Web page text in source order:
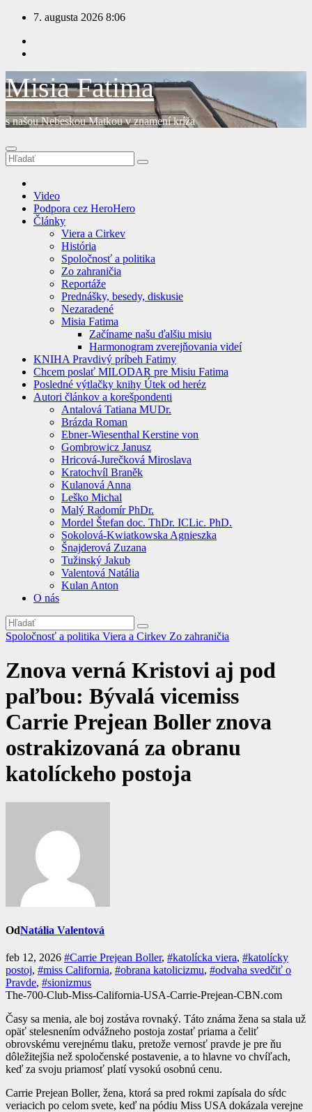
Prejsť
obsah
7. augusta 2026 8:06
Misia Fatima
s našou Nebeskou Matkou v znamení kríža
Video
Podpora cez HeroHero
Články
Viera a Cirkev
História
Spoločnosť a politika
Zo zahraničia
Reportáže
Prednášky, besedy, diskusie
Nezaradené
Misia Fatima
Začíname našu ďalšiu misiu
Harmonogram zverejňovania videí
KNIHA Pravdivý príbeh Fatimy
Chcem poslať MILODAR pre Misiu Fatima
Posledné výtlačky knihy Útek od heréz
Autori článkov a korešpondenti
Antalová Tatiana MUDr.
Brázda Roman
Ebner-Wiesenthal Kerstine von
Gombrowicz Janusz
Hricová-Jurečková Miroslava
Kratochvíl Braněk
Kulanová Anna
Leško Michal
Malý Radomír PhDr.
Mordel Štefan doc. ThDr. ICLic. PhD.
Sokolová-Kwiatkowska Agnieszka
Šnajderová Zuzana
Tužinský Jakub
Valentová Natália
Kulan Anton
O nás
Spoločnosť a politika Viera a Cirkev Zo zahraničia
Znova verná Kristovi aj pod
paľbou: Bývalá vicemiss
Carrie Prejean Boller znova
ostrakizovaná za obranu
katolíckeho postoja
OdNatália Valentová
feb 12, 2026 #Carrie Prejean Boller, #katolícka viera, #katolícky
postoj, #miss California, #obrana katolicizmu, #odvaha svedčiť o
Pravde, #sionizmus
The-700-Club-Miss-California-USA-Carrie-Prejean-CBN.com
Časy sa menia, ale boj zostáva rovnaký. Táto známa žena sa stala už
opäť stelesnením odvážneho postoja zostať priama a čeliť
obrovskému verejnému tlaku, pretože vernosť pravde je pre ňu
dôležitejšia než spoločenské postavenie, a to hlavne vo chvíľach,
keď za svoju priamosť platí vysokú osobnú cenu.
Carrie Prejean Boller, žena, ktorá sa pred rokmi zapísala do sŕdc
veriacich po celom svete, keď na pódiu Miss USA dokázala verejne